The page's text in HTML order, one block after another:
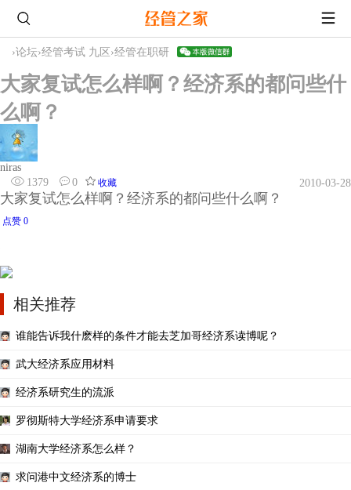
›论坛›经管考试 九区 ›经管在职研
大家复试怎么样啊？经济系的都问些什
么啊？
niras
1379
0 收藏 2010-03-28
大家复试怎么样啊？经济系的都问些什么啊？
点赞 0
相关推荐
谁能告诉我什麽样的条件才能去芝加哥经济系读博呢？
武大经济系应用材料
经济系研究生的流派
罗彻斯特大学经济系申请要求
湖南大学经济系怎么样？
求问港中文经济系的博士